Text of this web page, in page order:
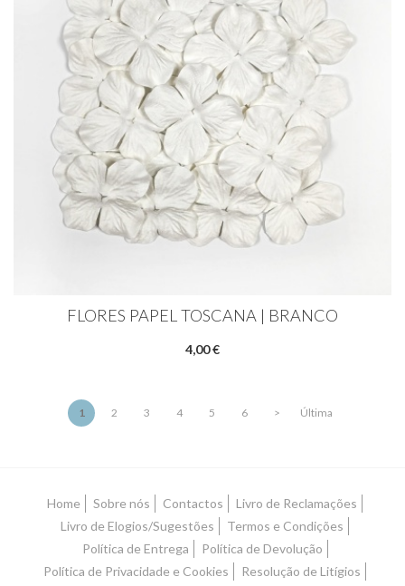
FLORES PAPEL TOSCANA | BRANCO
4,00 €
1 2 3 4 5 6 > Última
Home Sobre nós Contactos
Livro de Reclamações
Livro de Elogios/Sugestões
Termos e Condições
Política de Entrega
Política de Devolução
Política de Privacidade e Cookies
Resolução de Litígios